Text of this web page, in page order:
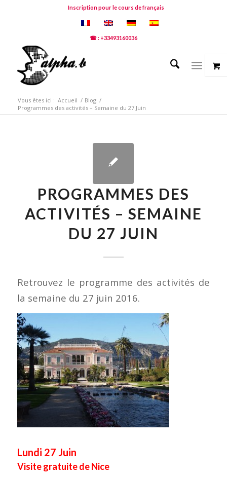
Inscription pour le cours de français
☎ : +33493160036
Vous êtes ici : Accueil / Blog /
Programmes des activités – Semaine du 27 Juin
PROGRAMMES DES
ACTIVITÉS – SEMAINE
DU 27 JUIN
Retrouvez le programme des activités de
la semaine du 27 juin 2016.
Lundi 27 Juin
Visite gratuite de Nice